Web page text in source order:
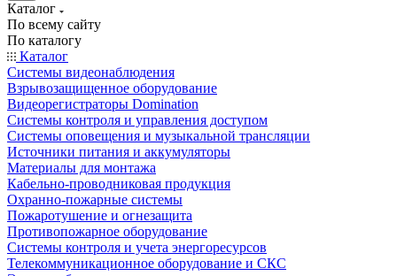
Каталог
По всему сайту
По каталогу
Каталог
Системы видеонаблюдения
Взрывозащищенное оборудование
Видеорегистраторы Domination
Системы контроля и управления доступом
Системы оповещения и музыкальной трансляции
Источники питания и аккумуляторы
Материалы для монтажа
Кабельно-проводниковая продукция
Охранно-пожарные системы
Пожаротушение и огнезащита
Противопожарное оборудование
Системы контроля и учета энергоресурсов
Телекоммуникационное оборудование и СКС